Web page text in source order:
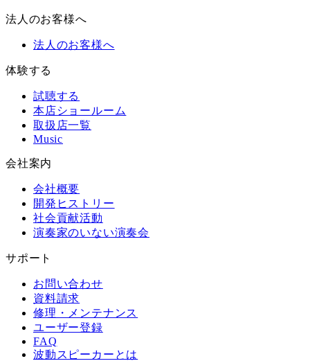
法人のお客様へ
法人のお客様へ
体験する
試聴する
本店ショールーム
取扱店一覧
Music
会社案内
会社概要
開発ヒストリー
社会貢献活動
演奏家のいない演奏会
サポート
お問い合わせ
資料請求
修理・メンテナンス
ユーザー登録
FAQ
波動スピーカーとは